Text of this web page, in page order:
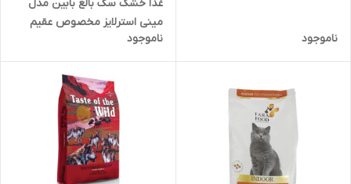
ناموجود
غذا خشک سگ بالغ بابین مدل
مینی استرلایز مخصوص عقیم
بندی در زیپ کیپ پت شاپ لئو
ناموجود